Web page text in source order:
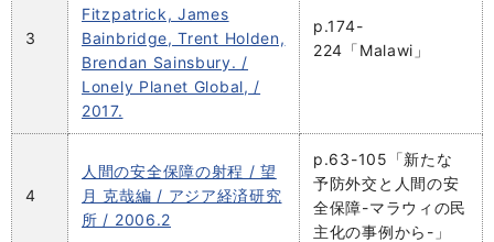
3
Fitzpatrick, James
Bainbridge, Trent Holden,
Brendan Sainsbury. /
Lonely Planet Global, /
2017.
p.174-
224「Malawi」
4
人間の安全保障の射程 / 望
月 克哉編 / アジア経済研究
所 / 2006.2
p.63-105「新たな
予防外交と人間の安
全保障-マラウィの民
主化の事例から-」